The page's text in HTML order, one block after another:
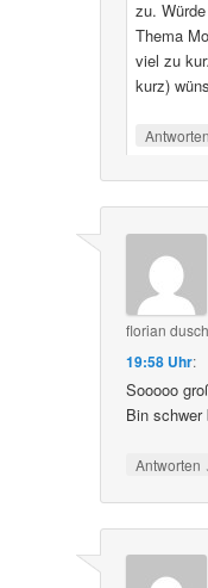
zu.
Thema
viel zu
kurz)
Antworten
florian dusch
19:58 Uhr:
Sooooo
Bin schwer
Antworten